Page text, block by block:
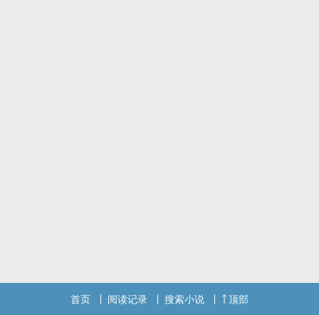
首页 阅读记录 搜索小说 顶部